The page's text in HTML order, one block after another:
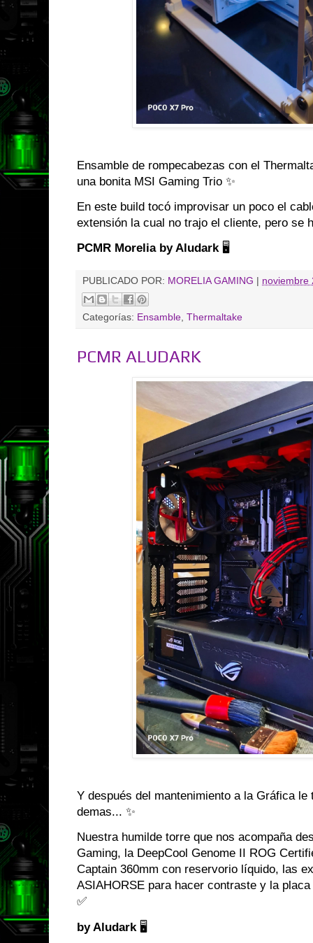
Ensamble de rompecabezas con el
una bonita MSI Gaming Trio ✨
En este build tocó improvisar un poco el
extensión la cual no trajo el cliente, pero se
PCMR Morelia by Aludark🖥️
PUBLICADO POR: MORELIA GAMING noviembre
Categorías: Ensamble Thermaltake
PCMR ALUDARK
Y después del mantenimiento a la Gráfica
demas... ✨
Nuestra humilde torre que nos acompaña
Gaming, la DeepCool Genome II ROG
Captain 360mm con reservorio líquido, las
ASIAHORSE para hacer contraste y la
✅
by Aludark 🖥️